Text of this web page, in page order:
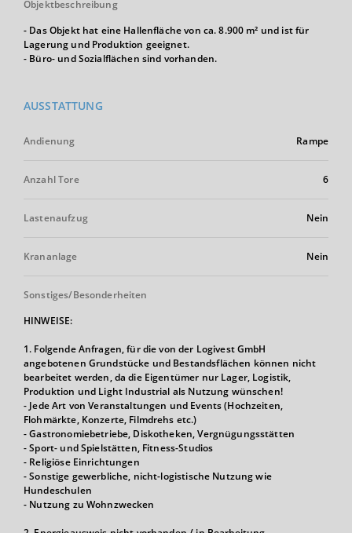
Objektbeschreibung
- Das Objekt hat eine Hallenfläche von ca. 8.900 m² und ist für
Lagerung und Produktion geeignet.
- Büro- und Sozialflächen sind vorhanden.
AUSSTATTUNG
Andienung Rampe
Anzahl Tore 6
Lastenaufzug Nein
Krananlage Nein
Sonstiges/Besonderheiten
HINWEISE:
1. Folgende Anfragen, für die von der Logivest GmbH
angebotenen Grundstücke und Bestandsflächen können nicht
bearbeitet werden, da die Eigentümer nur Lager, Logistik,
Produktion und Light Industrial als Nutzung wünschen!
- Jede Art von Veranstaltungen und Events (Hochzeiten,
Flohmärkte, Konzerte, Filmdrehs etc.)
- Gastronomiebetriebe, Diskotheken, Vergnügungsstätten
- Sport- und Spielstätten, Fitness-Studios
- Religiöse Einrichtungen
- Sonstige gewerbliche, nicht-logistische Nutzung wie
Hundeschulen
- Nutzung zu Wohnzwecken